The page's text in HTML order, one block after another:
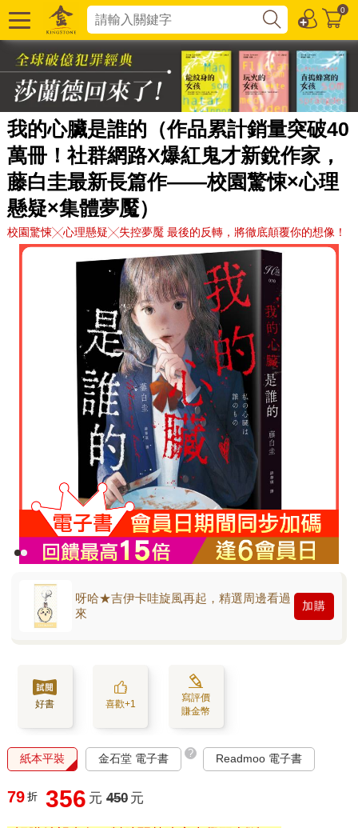
0
我的心臟是誰的（作品累計銷量突破40
萬冊！社群網路X爆紅鬼才新銳作家，
藤白圭最新長篇作——校園驚悚×心理
懸疑×集體夢魘）
校園驚悚╳心理懸疑╳失控夢魘 最後的反轉，將徹底顛覆你的想像！
呀哈★吉伊卡哇旋風再起，精選周邊看過
來
加購
好書 喜歡+1
寫評價
賺金幣
紙本平裝 金石堂 電子書 ? Readmoo 電子書
79 折 356 元 450 元